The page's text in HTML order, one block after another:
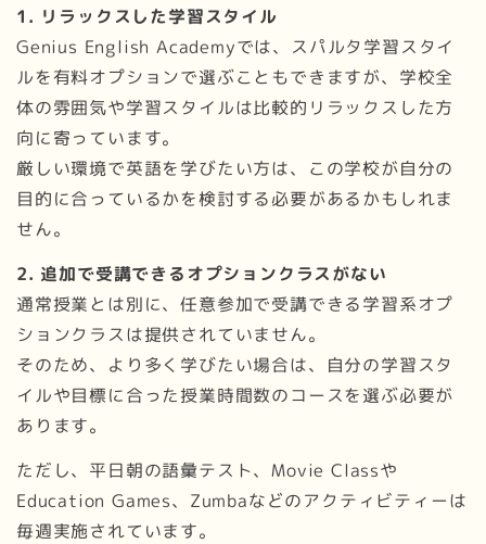
1. リラックスした学習スタイル
Genius English Academyでは、スパルタ学習スタイ
ルを有料オプションで選ぶこともできますが、学校全
体の雰囲気や学習スタイルは比較的リラックスした方
向に寄っています。
厳しい環境で英語を学びたい方は、この学校が自分の
目的に合っているかを検討する必要があるかもしれま
せん。
2. 追加で受講できるオプションクラスがない
通常授業とは別に、任意参加で受講できる学習系オプ
ションクラスは提供されていません。
そのため、より多く学びたい場合は、自分の学習スタ
イルや目標に合った授業時間数のコースを選ぶ必要が
あります。
ただし、平日朝の語彙テスト、Movie Classや
Education Games、Zumbaなどのアクティビティーは
毎週実施されています。